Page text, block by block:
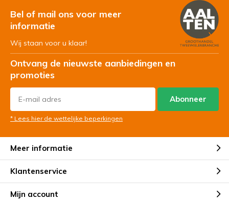
Bel of mail ons voor meer
informatie
Wij staan voor u klaar!
Ontvang de nieuwste aanbiedingen en
promoties
Abonneer
* Lees hier de wettelijke beperkingen
Meer informatie
Klantenservice
Mijn account